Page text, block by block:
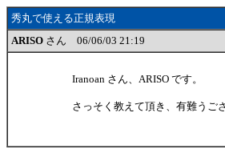
秀丸で使える正規表現
ARISO さん 06/06/03 21:19
Iranoan さん、ARISO です。
さっそく教えて頂き、有難うご